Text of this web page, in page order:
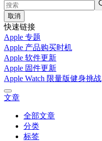
取消
快速链接
Apple 专题
Apple 产品购买时机
Apple 软件更新
Apple 固件更新
Apple Watch 限量版健身挑战
文章
全部文章
分类
标签